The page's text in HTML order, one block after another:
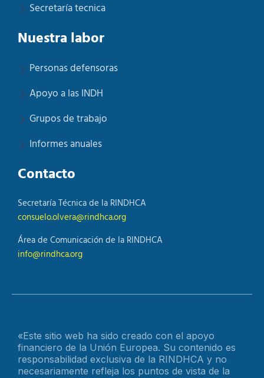
Secretaría tecnica
Nuestra labor
Personas defensoras
Apoyo a las INDH
Grupos de trabajo
Informes anuales
Contacto
Secretaría Técnica de la RINDHCA
consuelo.olvera@rindhca.org
Área de Comunicación de la RINDHCA
info@rindhca.org
«Este sitio web ha sido creado con el apoyo
financiero de la Unión Europea. Su contenido es
responsabilidad exclusiva de la RINDHCA y no
necesariamente refleja los puntos de vista de la